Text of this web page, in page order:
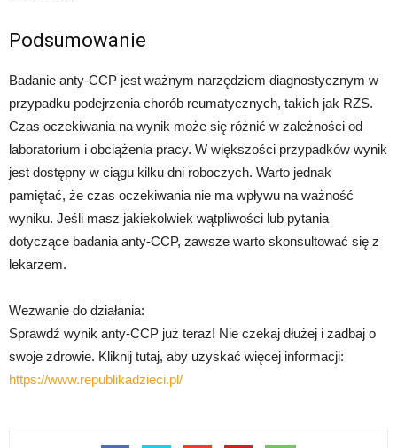
Podsumowanie
Badanie anty-CCP jest ważnym narzędziem diagnostycznym w
przypadku podejrzenia chorób reumatycznych, takich jak RZS.
Czas oczekiwania na wynik może się różnić w zależności od
laboratorium i obciążenia pracy. W większości przypadków wynik
jest dostępny w ciągu kilku dni roboczych. Warto jednak
pamiętać, że czas oczekiwania nie ma wpływu na ważność
wyniku. Jeśli masz jakiekolwiek wątpliwości lub pytania
dotyczące badania anty-CCP, zawsze warto skonsultować się z
lekarzem.
Wezwanie do działania:
Sprawdź wynik anty-CCP już teraz! Nie czekaj dłużej i zadbaj o
swoje zdrowie. Kliknij tutaj, aby uzyskać więcej informacji:
https://www.republikadzieci.pl/